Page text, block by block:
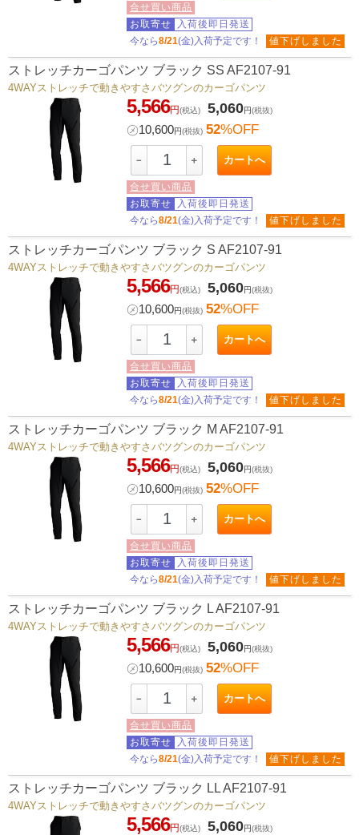
合せ買い商品
お取寄せ
入荷後即日発送
今なら8/21(金)入荷予定です！ 値下げしました
ストレッチカーゴパンツ ブラック SS AF2107-91
4WAYストレッチで動きやすさバツグンのカーゴパンツ
5,566円(税込) 5,060円(税抜)
㋱10,600円(税抜) 52%OFF
－ ＋ カートへ
合せ買い商品
お取寄せ
入荷後即日発送
今なら8/21(金)入荷予定です！ 値下げしました
ストレッチカーゴパンツ ブラック S AF2107-91
4WAYストレッチで動きやすさバツグンのカーゴパンツ
5,566円(税込) 5,060円(税抜)
㋱10,600円(税抜) 52%OFF
－ ＋ カートへ
合せ買い商品
お取寄せ
入荷後即日発送
今なら8/21(金)入荷予定です！ 値下げしました
ストレッチカーゴパンツ ブラック M AF2107-91
4WAYストレッチで動きやすさバツグンのカーゴパンツ
5,566円(税込) 5,060円(税抜)
㋱10,600円(税抜) 52%OFF
－ ＋ カートへ
合せ買い商品
お取寄せ
入荷後即日発送
今なら8/21(金)入荷予定です！ 値下げしました
ストレッチカーゴパンツ ブラック L AF2107-91
4WAYストレッチで動きやすさバツグンのカーゴパンツ
5,566円(税込) 5,060円(税抜)
㋱10,600円(税抜) 52%OFF
－ ＋ カートへ
合せ買い商品
お取寄せ
入荷後即日発送
今なら8/21(金)入荷予定です！ 値下げしました
ストレッチカーゴパンツ ブラック LL AF2107-91
4WAYストレッチで動きやすさバツグンのカーゴパンツ
5,566円(税込) 5,060円(税抜)